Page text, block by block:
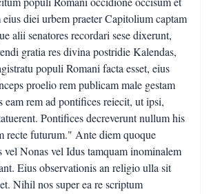
diei urbem praeter Capitolium captam
alii senatores recordari sese dixerunt,
gratia res divina postridie Kalendas,
populi Romani facta esset, eius
proelio rem publicam male gestam
eam rem ad pontifices reiecit, ut ipsi,
Pontifices decreverunt nullum his
recte futurum." Ante diem quoque
vel Nonas vel Idus tamquam inominalem
Eius observationis an religio ulla sit
Nihil nos super ea re scriptum